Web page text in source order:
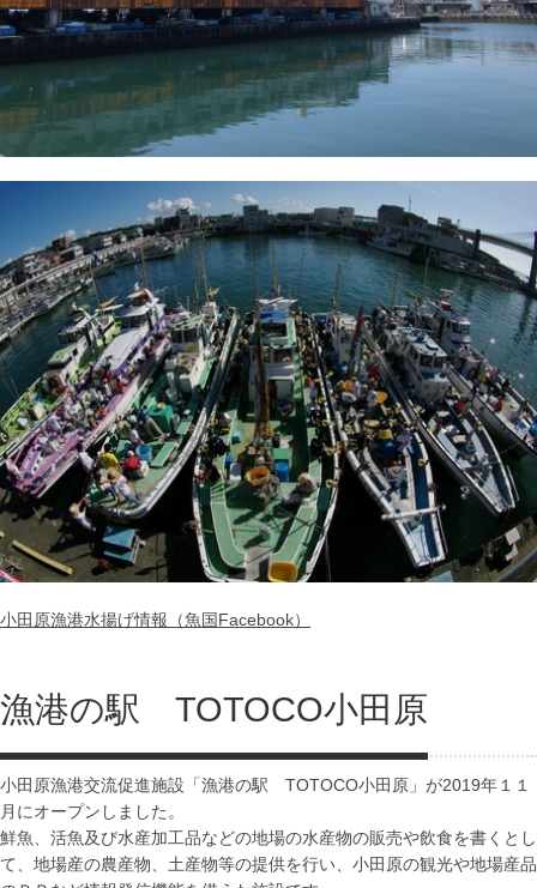
小田原漁港水揚げ情報（魚国Facebook）
漁港の駅 TOTOCO小田原
小田原漁港交流促進施設「漁港の駅 TOTOCO小田原」が2019年１１
月にオープンしました。
鮮魚、活魚及び水産加工品などの地場の水産物の販売や飲食を書くとし
て、地場産の農産物、土産物等の提供を行い、小田原の観光や地場産品